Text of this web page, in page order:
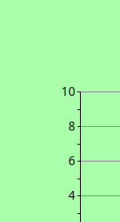
10
8
6
4